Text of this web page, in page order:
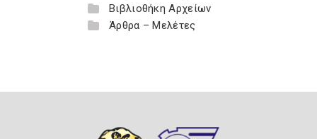
Βιβλιοθήκη Αρχείων
Άρθρα – Μελέτες